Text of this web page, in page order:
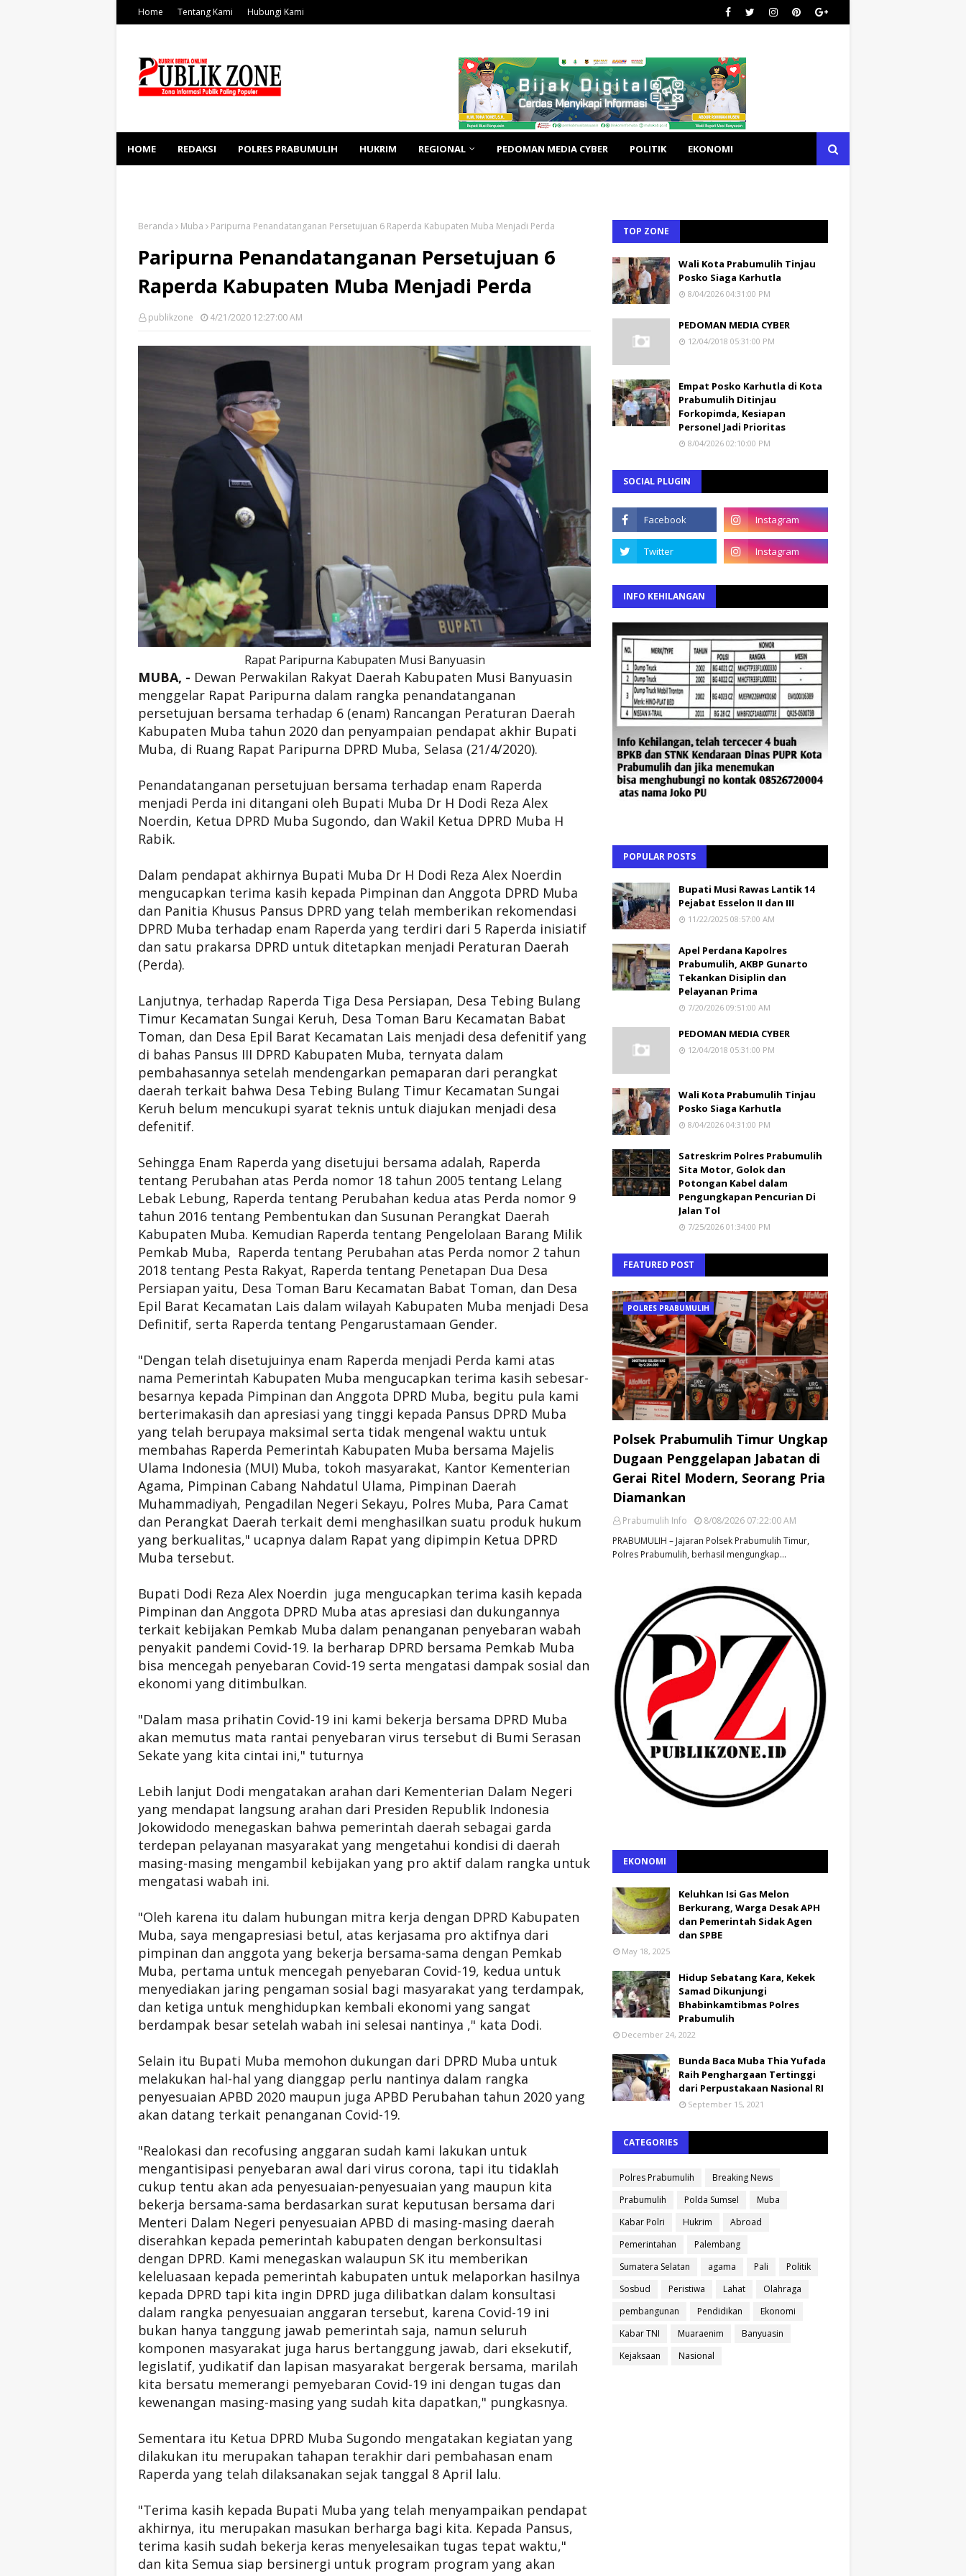
Home Tentang Kami Hubungi Kami
HOME REDAKSI POLRES PRABUMULIH HUKRIM REGIONAL PEDOMAN MEDIA CYBER POLITIK EKONOMI
Beranda Muba Paripurna Penandatanganan Persetujuan 6 Raperda Kabupaten Muba Menjadi Perda
Paripurna Penandatanganan Persetujuan 6
Raperda Kabupaten Muba Menjadi Perda
publikzone 4/21/2020 12:27:00 AM
Rapat Paripurna Kabupaten Musi Banyuasin
MUBA, - Dewan Perwakilan Rakyat Daerah Kabupaten Musi Banyuasin
menggelar Rapat Paripurna dalam rangka penandatanganan
persetujuan bersama terhadap 6 (enam) Rancangan Peraturan Daerah
Kabupaten Muba tahun 2020 dan penyampaian pendapat akhir Bupati
Muba, di Ruang Rapat Paripurna DPRD Muba, Selasa (21/4/2020).
Penandatanganan persetujuan bersama terhadap enam Raperda
menjadi Perda ini ditangani oleh Bupati Muba Dr H Dodi Reza Alex
Noerdin, Ketua DPRD Muba Sugondo, dan Wakil Ketua DPRD Muba H
Rabik.
Dalam pendapat akhirnya Bupati Muba Dr H Dodi Reza Alex Noerdin
mengucapkan terima kasih kepada Pimpinan dan Anggota DPRD Muba
dan Panitia Khusus Pansus DPRD yang telah memberikan rekomendasi
DPRD Muba terhadap enam Raperda yang terdiri dari 5 Raperda inisiatif
dan satu prakarsa DPRD untuk ditetapkan menjadi Peraturan Daerah
(Perda).
Lanjutnya, terhadap Raperda Tiga Desa Persiapan, Desa Tebing Bulang
Timur Kecamatan Sungai Keruh, Desa Toman Baru Kecamatan Babat
Toman, dan Desa Epil Barat Kecamatan Lais menjadi desa defenitif yang
di bahas Pansus III DPRD Kabupaten Muba, ternyata dalam
pembahasannya setelah mendengarkan pemaparan dari perangkat
daerah terkait bahwa Desa Tebing Bulang Timur Kecamatan Sungai
Keruh belum mencukupi syarat teknis untuk diajukan menjadi desa
defenitif.
Sehingga Enam Raperda yang disetujui bersama adalah, Raperda
tentang Perubahan atas Perda nomor 18 tahun 2005 tentang Lelang
Lebak Lebung, Raperda tentang Perubahan kedua atas Perda nomor 9
tahun 2016 tentang Pembentukan dan Susunan Perangkat Daerah
Kabupaten Muba. Kemudian Raperda tentang Pengelolaan Barang Milik
Pemkab Muba, Raperda tentang Perubahan atas Perda nomor 2 tahun
2018 tentang Pesta Rakyat, Raperda tentang Penetapan Dua Desa
Persiapan yaitu, Desa Toman Baru Kecamatan Babat Toman, dan Desa
Epil Barat Kecamatan Lais dalam wilayah Kabupaten Muba menjadi Desa
Definitif, serta Raperda tentang Pengarustamaan Gender.
"Dengan telah disetujuinya enam Raperda menjadi Perda kami atas
nama Pemerintah Kabupaten Muba mengucapkan terima kasih sebesar-
besarnya kepada Pimpinan dan Anggota DPRD Muba, begitu pula kami
berterimakasih dan apresiasi yang tinggi kepada Pansus DPRD Muba
yang telah berupaya maksimal serta tidak mengenal waktu untuk
membahas Raperda Pemerintah Kabupaten Muba bersama Majelis
Ulama Indonesia (MUI) Muba, tokoh masyarakat, Kantor Kementerian
Agama, Pimpinan Cabang Nahdatul Ulama, Pimpinan Daerah
Muhammadiyah, Pengadilan Negeri Sekayu, Polres Muba, Para Camat
dan Perangkat Daerah terkait demi menghasilkan suatu produk hukum
yang berkualitas," ucapnya dalam Rapat yang dipimpin Ketua DPRD
Muba tersebut.
Bupati Dodi Reza Alex Noerdin juga mengucapkan terima kasih kepada
Pimpinan dan Anggota DPRD Muba atas apresiasi dan dukungannya
terkait kebijakan Pemkab Muba dalam penanganan penyebaran wabah
penyakit pandemi Covid-19. Ia berharap DPRD bersama Pemkab Muba
bisa mencegah penyebaran Covid-19 serta mengatasi dampak sosial dan
ekonomi yang ditimbulkan.
"Dalam masa prihatin Covid-19 ini kami bekerja bersama DPRD Muba
akan memutus mata rantai penyebaran virus tersebut di Bumi Serasan
Sekate yang kita cintai ini," tuturnya
Lebih lanjut Dodi mengatakan arahan dari Kementerian Dalam Negeri
yang mendapat langsung arahan dari Presiden Republik Indonesia
Jokowidodo menegaskan bahwa pemerintah daerah sebagai garda
terdepan pelayanan masyarakat yang mengetahui kondisi di daerah
masing-masing mengambil kebijakan yang pro aktif dalam rangka untuk
mengatasi wabah ini.
"Oleh karena itu dalam hubungan mitra kerja dengan DPRD Kabupaten
Muba, saya mengapresiasi betul, atas kerjasama pro aktifnya dari
pimpinan dan anggota yang bekerja bersama-sama dengan Pemkab
Muba, pertama untuk mencegah penyebaran Covid-19, kedua untuk
menyediakan jaring pengaman sosial bagi masyarakat yang terdampak,
dan ketiga untuk menghidupkan kembali ekonomi yang sangat
berdampak besar setelah wabah ini selesai nantinya ," kata Dodi.
Selain itu Bupati Muba memohon dukungan dari DPRD Muba untuk
melakukan hal-hal yang dianggap perlu nantinya dalam rangka
penyesuaian APBD 2020 maupun juga APBD Perubahan tahun 2020 yang
akan datang terkait penanganan Covid-19.
"Realokasi dan recofusing anggaran sudah kami lakukan untuk
mengantisipasi penyebaran awal dari virus corona, tapi itu tidaklah
cukup tentu akan ada penyesuaian-penyesuaian yang maupun kita
bekerja bersama-sama berdasarkan surat keputusan bersama dari
Menteri Dalam Negeri penyesuaian APBD di masing-masing daerah
diserahkan kepada pemerintah kabupaten dengan berkonsultasi
dengan DPRD. Kami menegaskan walaupun SK itu memberikan
keleluasaan kepada pemerintah kabupaten untuk melaporkan hasilnya
kepada DPRD tapi kita ingin DPRD juga dilibatkan dalam konsultasi
dalam rangka penyesuaian anggaran tersebut, karena Covid-19 ini
bukan hanya tanggung jawab pemerintah saja, namun seluruh
komponen masyarakat juga harus bertanggung jawab, dari eksekutif,
legislatif, yudikatif dan lapisan masyarakat bergerak bersama, marilah
kita bersatu memerangi pemyebaran Covid-19 ini dengan tugas dan
kewenangan masing-masing yang sudah kita dapatkan," pungkasnya.
Sementara itu Ketua DPRD Muba Sugondo mengatakan kegiatan yang
dilakukan itu merupakan tahapan terakhir dari pembahasan enam
Raperda yang telah dilaksanakan sejak tanggal 8 April lalu.
"Terima kasih kepada Bupati Muba yang telah menyampaikan pendapat
akhirnya, itu merupakan masukan berharga bagi kita. Kepada Pansus,
terima kasih sudah bekerja keras menyelesaikan tugas tepat waktu,"
dan kita Semua siap bersinergi untuk program program yang akan
TOP ZONE
Wali Kota Prabumulih Tinjau
Posko Siaga Karhutla
8/04/2026 04:31:00 PM
PEDOMAN MEDIA CYBER
12/04/2018 05:31:00 PM
Empat Posko Karhutla di Kota
Prabumulih Ditinjau
Forkopimda, Kesiapan
Personel Jadi Prioritas
8/04/2026 02:10:00 PM
SOCIAL PLUGIN
INFO KEHILANGAN
POPULAR POSTS
Bupati Musi Rawas Lantik 14
Pejabat Esselon II dan III
11/22/2025 08:57:00 AM
Apel Perdana Kapolres
Prabumulih, AKBP Gunarto
Tekankan Disiplin dan
Pelayanan Prima
7/20/2026 09:51:00 AM
PEDOMAN MEDIA CYBER
12/04/2018 05:31:00 PM
Wali Kota Prabumulih Tinjau
Posko Siaga Karhutla
8/04/2026 04:31:00 PM
Satreskrim Polres Prabumulih
Sita Motor, Golok dan
Potongan Kabel dalam
Pengungkapan Pencurian Di
Jalan Tol
7/25/2026 01:34:00 PM
FEATURED POST
POLRES PRABUMULIH
Polsek Prabumulih Timur Ungkap
Dugaan Penggelapan Jabatan di
Gerai Ritel Modern, Seorang Pria
Diamankan
Prabumulih Info
8/08/2026 07:22:00 AM
PRABUMULIH – Jajaran Polsek Prabumulih Timur,
Polres Prabumulih, berhasil mengungkap…
EKONOMI
Keluhkan Isi Gas Melon
Berkurang, Warga Desak APH
dan Pemerintah Sidak Agen
dan SPBE
May 18, 2025
Hidup Sebatang Kara, Kekek
Samad Dikunjungi
Bhabinkamtibmas Polres
Prabumulih
December 24, 2022
Bunda Baca Muba Thia Yufada
Raih Penghargaan Tertinggi
dari Perpustakaan Nasional RI
September 15, 2021
CATEGORIES
Polres Prabumulih
Breaking News
Prabumulih
Polda Sumsel
Muba
Kabar Polri
Hukrim
Abroad
Pemerintahan
Palembang
Sumatera Selatan
agama Pali
Politik
Sosbud
Peristiwa Lahat
Olahraga
pembangunan
Pendidikan
Ekonomi
Kabar TNI
Muaraenim
Banyuasin
Kejaksaan
Nasional